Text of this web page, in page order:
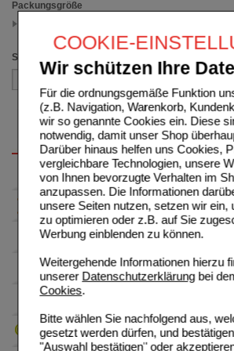
COOKIE-
Wir schützen Ihre
Für die ordnungsgemäße Funktion
(z.B. Navigation, Warenkorb,
wir so genannte Cookies ein. Diese
notwendig, damit unser Shop
Darüber hinaus helfen uns Cookies,
vergleichbare Technologien, unsere
von Ihnen bevorzugte Verhalten im
anzupassen. Die Informationen
unsere Seiten nutzen, setzen wir ein,
zu optimieren oder z.B. auf Sie
Werbung einblenden zu können.
Weitergehende Informationen hierzu
unserer Datenschutzerklärungbei
Cookies.
Bitte wählen Sie nachfolgend aus,
gesetzt werden dürfen, und
"Auswahl bestätigen" oder
Packungsgröße
Sortieren nach